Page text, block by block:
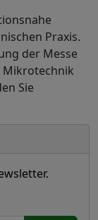
Praxis.
der Messe
Mikrotechnik
Sie